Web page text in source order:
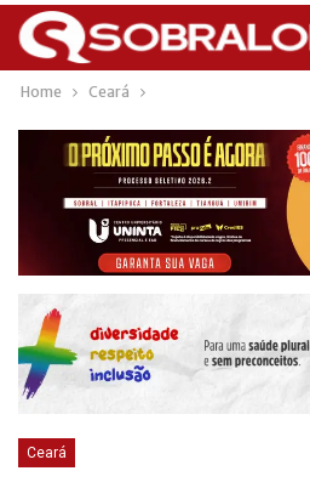
Home Ceará
Ceará